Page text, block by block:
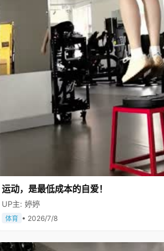
运动，是最低成本的自爱！
UP主: 婷婷
体育 • 2026/7/8